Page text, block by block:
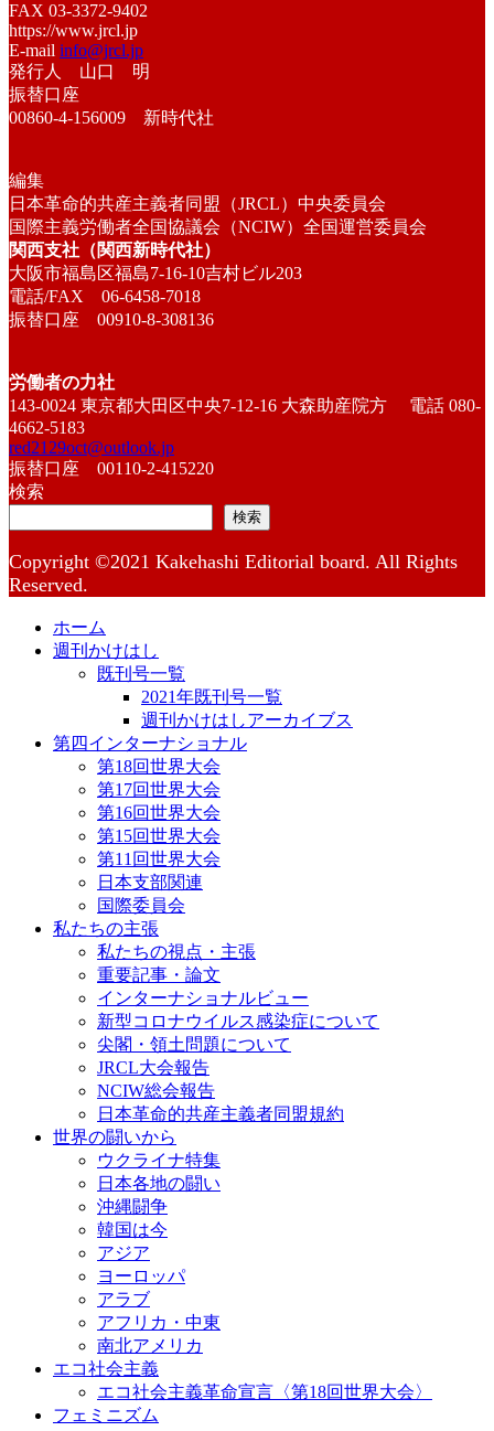
FAX 03-3372-9402
https://www.jrcl.jp
E-mail info@jrcl.jp
発行人 山口 明
振替口座
00860-4-156009 新時代社
編集
日本革命的共産主義者同盟（JRCL）中央委員会
国際主義労働者全国協議会（NCIW）全国運営委員会
関西支社（関西新時代社）
大阪市福島区福島7-16-10吉村ビル203
電話/FAX 06-6458-7018
振替口座 00910-8-308136
労働者の力社
143-0024 東京都大田区中央7-12-16 大森助産院方 電話 080-
4662-5183
red2129oct@outlook.jp
振替口座 00110-2-415220
検索
検索
Copyright ©2021 Kakehashi Editorial board. All Rights
Reserved.
ホーム
週刊かけはし
既刊号一覧
2021年既刊号一覧
週刊かけはしアーカイブス
第四インターナショナル
第18回世界大会
第17回世界大会
第16回世界大会
第15回世界大会
第11回世界大会
日本支部関連
国際委員会
私たちの主張
私たちの視点・主張
重要記事・論文
インターナショナルビュー
新型コロナウイルス感染症について
尖閣・領土問題について
JRCL大会報告
NCIW総会報告
日本革命的共産主義者同盟規約
世界の闘いから
ウクライナ特集
日本各地の闘い
沖縄闘争
韓国は今
アジア
ヨーロッパ
アラブ
アフリカ・中東
南北アメリカ
エコ社会主義
エコ社会主義革命宣言〈第18回世界大会〉
フェミニズム